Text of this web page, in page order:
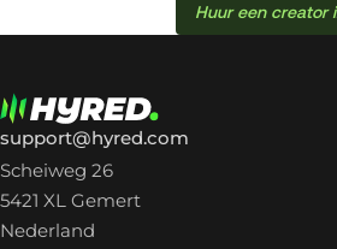
Huur een creator
support@hyred.com
Scheiweg 26
5421 XL Gemert
Nederland